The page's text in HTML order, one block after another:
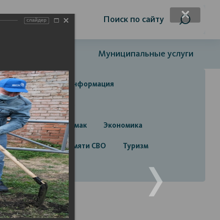
слабовидящих Поиск по сайту
Муниципальные услуги
Справочная информация
Строительство
город Стерлитамак Экономика
Лента памяти СВО Туризм
слайдер